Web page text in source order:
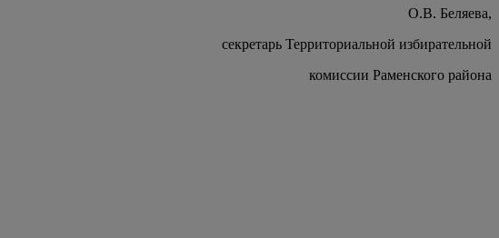
О.В. Беляева,
секретарь Территориальной избирательной
комиссии Раменского района